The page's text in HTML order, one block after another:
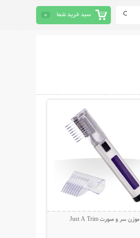
سبد خرید شما 0
موزن سر و صورت Just A Trim